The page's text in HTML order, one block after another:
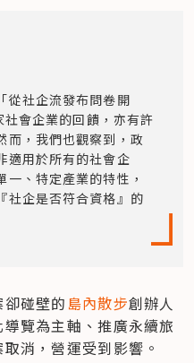
從社企流發布問卷開
會企業的回饋，亦有許
而，我們也觀察到，政
適用於所有的社會企
、特定產業的特性，
社企是否符合資格』的
碰壁的島內散步創辦人
覽為主軸、推廣永續旅
消，營運受到影響。